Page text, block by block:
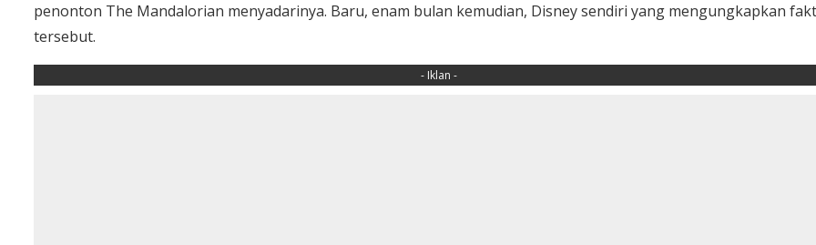
penonton The Mandalorian menyadarinya. Baru, enam bulan kemudian, Disney sendiri yang mengungkapkan
tersebut.
- Iklan -